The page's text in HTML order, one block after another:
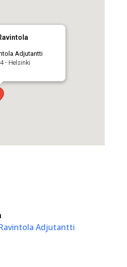
Adjutantti
- Helsinki
Adjutantti